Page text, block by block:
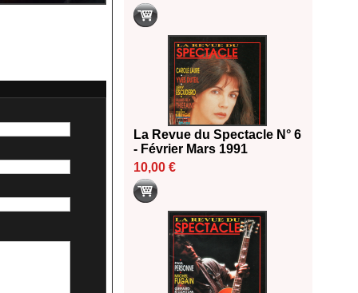
La Revue du Spectacle N° 6
- Février Mars 1991
10,00 €